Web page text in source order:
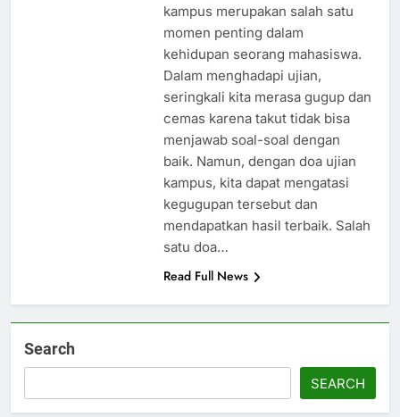
kampus merupakan salah satu
momen penting dalam
kehidupan seorang mahasiswa.
Dalam menghadapi ujian,
seringkali kita merasa gugup dan
cemas karena takut tidak bisa
menjawab soal-soal dengan
baik. Namun, dengan doa ujian
kampus, kita dapat mengatasi
kegugupan tersebut dan
mendapatkan hasil terbaik. Salah
satu doa…
Read Full News
Search
SEARCH